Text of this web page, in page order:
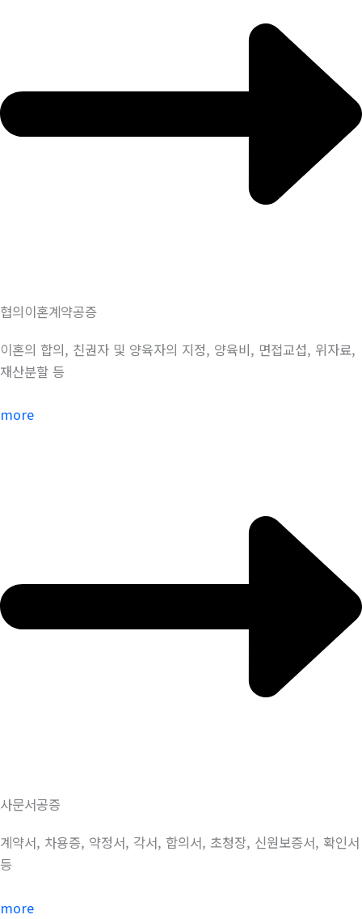
협의이혼계약공증
이혼의 합의, 친권자 및 양육자의 지정, 양육비, 면접교섭, 위자료,
재산분할 등
more
사문서공증
계약서, 차용증, 약정서, 각서, 합의서, 초청장, 신원보증서, 확인서
등
more